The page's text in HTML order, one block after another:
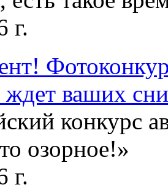
г.
ждет ваших
конкурс
озорное!»
г.